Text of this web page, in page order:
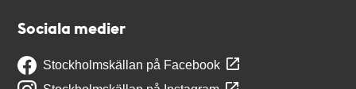
Sociala medier
Stockholmskällan på Facebook